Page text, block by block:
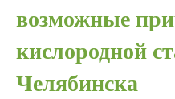
возможные
кислородной
Челябинска